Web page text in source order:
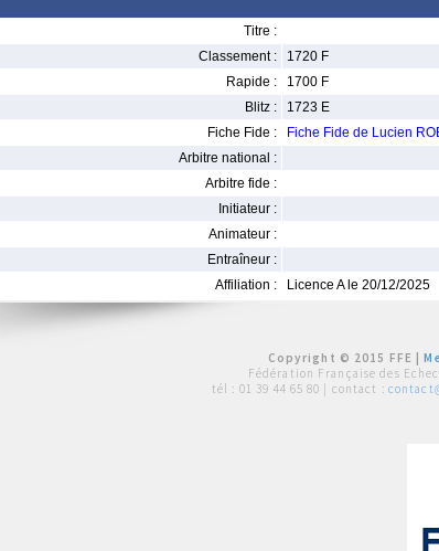
Titre :
Classement :
1720 F
Rapide :
1700 F
Blitz :
1723 E
Fiche Fide :
Fiche Fide de Lucien
Arbitre national :
Arbitre fide :
Initiateur :
Animateur :
Entraîneur :
Affiliation :
Licence A le 20/12/2025
Copyright © 2015 FFE |
Fédération Française des
tél : 01 39 44 65 80 | contact :